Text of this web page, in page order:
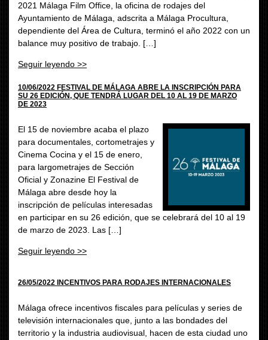
2021 Málaga Film Office, la oficina de rodajes del
Ayuntamiento de Málaga, adscrita a Málaga Procultura,
dependiente del Área de Cultura, terminó el año 2022 con un
balance muy positivo de trabajo. […]
Seguir leyendo >>
10/06/2022 FESTIVAL DE MÁLAGA ABRE LA INSCRIPCIÓN PARA
SU 26 EDICIÓN, QUE TENDRÁ LUGAR DEL 10 AL 19 DE MARZO
DE 2023
El 15 de noviembre acaba el plazo
para documentales, cortometrajes y
Cinema Cocina y el 15 de enero,
para largometrajes de Sección
Oficial y Zonazine El Festival de
Málaga abre desde hoy la
inscripción de películas interesadas
en participar en su 26 edición, que se celebrará del 10 al 19
de marzo de 2023. Las […]
Seguir leyendo >>
26/05/2022 INCENTIVOS PARA RODAJES INTERNACIONALES
Málaga ofrece incentivos fiscales para películas y series de
televisión internacionales que, junto a las bondades del
territorio y la industria audiovisual, hacen de esta ciudad uno